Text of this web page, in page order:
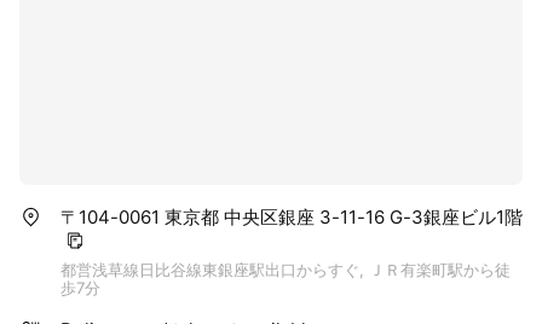
〒104-0061 東京都 中央区銀座 3-11-16 G-3銀座ビル1階
都営浅草線日比谷線東銀座駅出口からすぐ, ＪＲ有楽町駅から徒
歩7分